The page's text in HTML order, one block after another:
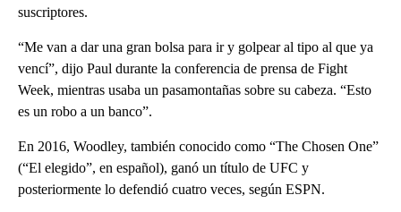
suscriptores.
“Me van a dar una gran bolsa para ir y golpear al tipo al que ya
vencí”, dijo Paul durante la conferencia de prensa de Fight
Week, mientras usaba un pasamontañas sobre su cabeza. “Esto
es un robo a un banco”.
En 2016, Woodley, también conocido como “The Chosen One”
(“El elegido”, en español), ganó un título de UFC y
posteriormente lo defendió cuatro veces, según ESPN.